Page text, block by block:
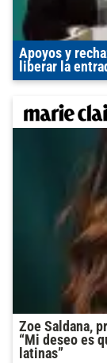
Apoyos y
liberar la
Zoe Saldana,
“Mi deseo es
latinas”